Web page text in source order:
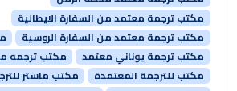
مكتب ترجمة معتمد من السفارة الايطالية
مكتب ترجمة معتمد من السفارة الروسية
مكتب ترجمة يوناني معتمد
مكتب ترجمه
مكتب للترجمة المعتمدة
مكتب ماستر